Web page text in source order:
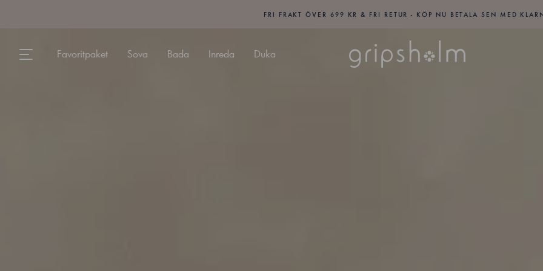
FRI FRAKT ÖVER 699 KR & FRI RETUR - KÖP NU BETALA SEN MED
Favoritpaket Sova Bada Inreda Duka